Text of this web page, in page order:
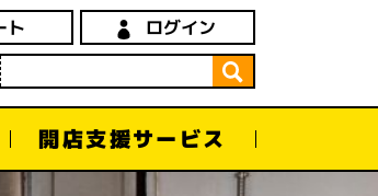
ト ログイン
開店支援サービス